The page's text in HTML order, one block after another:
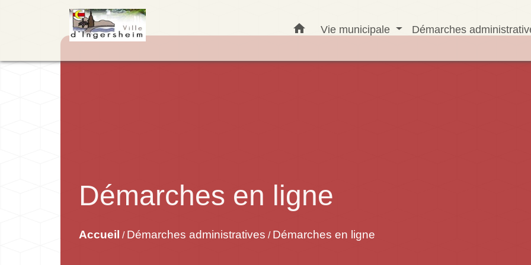
home Vie municipale Démarches
Démarches en ligne
Accueil / Démarches administratives / Démarches en ligne